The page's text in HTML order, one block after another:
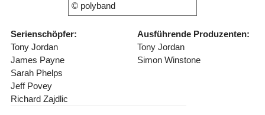
© polyband
Serienschöpfer:
Tony Jordan
James Payne
Sarah Phelps
Jeff Povey
Richard Zajdlic
Ausführende Produzenten:
Tony Jordan
Simon Winstone